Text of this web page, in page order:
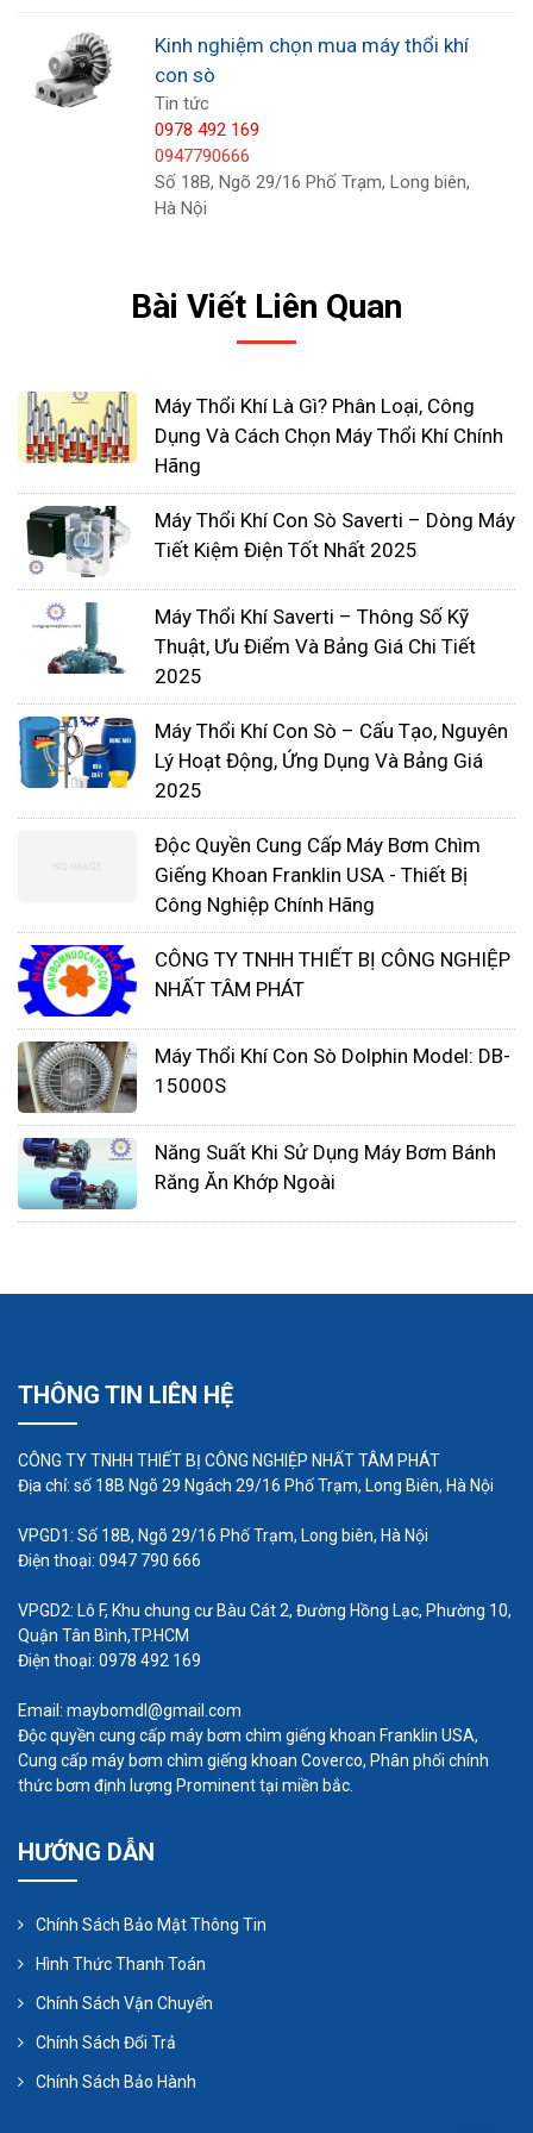
Những ứng dụng của máy thổi khí con sò
Hiện nay nó được ứng dụng rộng rãi trong
các ngành công nghiệp xi mạ, dệt may nước
thải, chế biến thực phẩm, nuôi trồng thủy hải
Máy thổi khí oxy có tác dụng cung cấp nguồn
không khí, không dính bụi bẩn, dầu nhớt vào
thiết bị không thể thiếu trong công nghệ xử lý
nước thải và nuôi trồng thuỷ sản.
Cấu tạo máy thổi khí con sò
Công nghệ sản xuất máy thổi khí xử lý nước
thải luôn phát triển nhờ nhu cầu sử dụng
ngày càng không ngừng tăng cao. Máy dùng
để khuấy trộn và điều hoà không khí trong
các bể xử lý nước thải hoặc bể nuôi trồng
thuỷ sản. Mục đích của việc làm này là cung
cấp oxy liên tục giúp tạo nên những phản
ứng oxy hoá và phân huỷ các chất hữu cơ
nhờ vi sinh vật.
đây là 4 yếu tố kỹ thuật bạn cần quan tâm:
1. Lưu lượng
Đại lượng đặc trưng cho độ lớn của khí được thổi
ra từ thiết bị. Đơn vị thường thấy là m3/h. Ví dụ:
Sản phẩm máy thổi khí con sò Midas đang được
318m3/h.
Tại Việt Nam, phổ biến 2 loại điện áp xoay chiều
đó là 1 pha và 3 pha. Hãy đảm bảo thiết bị bạn
chọn phù hợp với điện áp này để chúng hoạt động
được ổn định, phát huy tối đa hiệu năng.
Tùy vào mục đích sử dụng mà bạn sẽ lựa chọn
loại:
Máy thổi khí con sò 1 tầng: Sử dụng duy nhất
1 cánh quạt để thổi khí. Loại này sẽ có lưu
lượng ở mức trung bình, nếu muốn đẩy khí đi
Kinh nghiệm chọn mua máy thổi khí
con sò
Tin tức
0978 492 169
0947790666
Số 18B, Ngõ 29/16 Phố Trạm, Long biên,
Hà Nội
Bài Viết Liên Quan
Máy Thổi Khí Là Gì? Phân Loại, Công
Dụng Và Cách Chọn Máy Thổi Khí Chính
Hãng
Máy Thổi Khí Con Sò Saverti – Dòng Máy
Tiết Kiệm Điện Tốt Nhất 2025
Máy Thổi Khí Saverti – Thông Số Kỹ
Thuật, Ưu Điểm Và Bảng Giá Chi Tiết
2025
Máy Thổi Khí Con Sò – Cấu Tạo, Nguyên
Lý Hoạt Động, Ứng Dụng Và Bảng Giá
2025
Độc Quyền Cung Cấp Máy Bơm Chìm
Giếng Khoan Franklin USA - Thiết Bị
Công Nghiệp Chính Hãng
CÔNG TY TNHH THIẾT BỊ CÔNG NGHIỆP
NHẤT TÂM PHÁT
Máy Thổi Khí Con Sò Dolphin Model: DB-
15000S
Năng Suất Khi Sử Dụng Máy Bơm Bánh
Răng Ăn Khớp Ngoài
THÔNG TIN LIÊN HỆ
CÔNG TY TNHH THIẾT BỊ CÔNG NGHIỆP NHẤT TÂM PHÁT
Địa chỉ: số 18B Ngõ 29 Ngách 29/16 Phố Trạm, Long Biên, Hà Nội
VPGD1: Số 18B, Ngõ 29/16 Phố Trạm, Long biên, Hà Nội
Điện thoại: 0947 790 666
VPGD2: Lô F, Khu chung cư Bàu Cát 2, Đường Hồng Lạc, Phường 10,
Quận Tân Bình,TP.HCM
Điện thoại: 0978 492 169
Email: maybomdl@gmail.com
Độc quyền cung cấp máy bơm chìm giếng khoan Franklin USA,
Cung cấp máy bơm chìm giếng khoan Coverco, Phân phối chính
thức bơm định lượng Prominent tại miền bắc.
HƯỚNG DẪN
Chính Sách Bảo Mật Thông Tin
Hình Thức Thanh Toán
Chính Sách Vận Chuyển
Chính Sách Đổi Trả
Chính Sách Bảo Hành